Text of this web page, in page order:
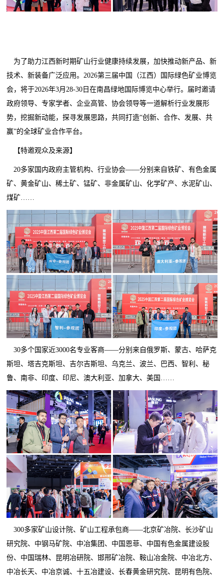
为了助力江西新时期矿山行业健康持续发展，加快推动新产品、新
技术、新装备广泛应用。2026第三届中国（江西）国际绿色矿业博览
会，将于2026年3月28-30日在南昌绿地国际博览中心举行。届时邀请
政府领导、专家学者、企业高管、协会领导等一道解析行业发展形
势，挖掘新动能，探寻发展思路，共同打造“创新、合作、发展、共
赢”的全球矿业合作平台。
【特邀观众及来源】
20多家国内政府主管机构、行业协会——分别来自铁矿、有色金属
矿、黄金矿山、稀土矿、锰矿、非金属矿山、化学矿产、水泥矿山、
煤矿……
30多个国家近3000名专业客商——分别来自俄罗斯、蒙古、哈萨克
斯坦、塔吉克斯坦、吉尔吉斯坦、乌克兰、波兰、巴西、智利、秘
鲁、南非、印度、印尼、澳大利亚、加拿大、美国……
300多家矿山设计院、矿山工程承包商——北京矿冶院、长沙矿山
研究院、中钢马矿院、中冶集团、中国恩菲、中国有色金属建设股
份、中国瑞林、昆明冶研院、邯邢矿冶院、鞍山冶金院、中冶北方、
中冶长天、中冶京诚、十五冶建设、长春黄金研究院、昆明有色院、